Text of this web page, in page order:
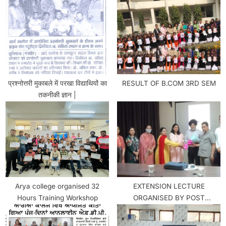
प्रश्नोत्तरी मुकाबले में परखा विद्याथियों का
तकनीकी ज्ञान |
RESULT OF B.COM 3RD SEM
Arya college organised 32
Hours Training Workshop
EXTENSION LECTURE
ORGANISED BY POST
GRADUATE PUNJABI
DEPARTMENT AT ARYA